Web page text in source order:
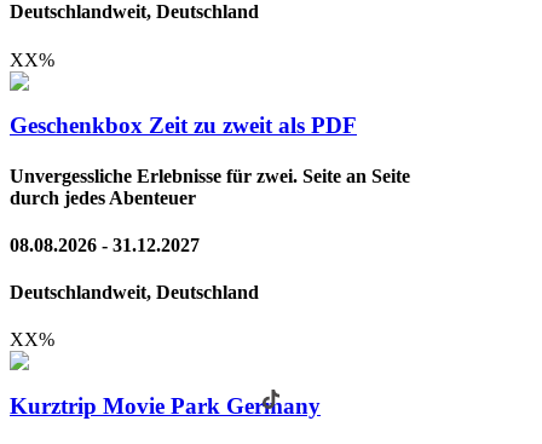
Deutschlandweit, Deutschland
XX%
Geschenkbox Zeit zu zweit als PDF
Unvergessliche Erlebnisse für zwei. Seite an Seite
durch jedes Abenteuer
08.08.2026 - 31.12.2027
Deutschlandweit, Deutschland
XX%
Kurztrip Movie Park Germany